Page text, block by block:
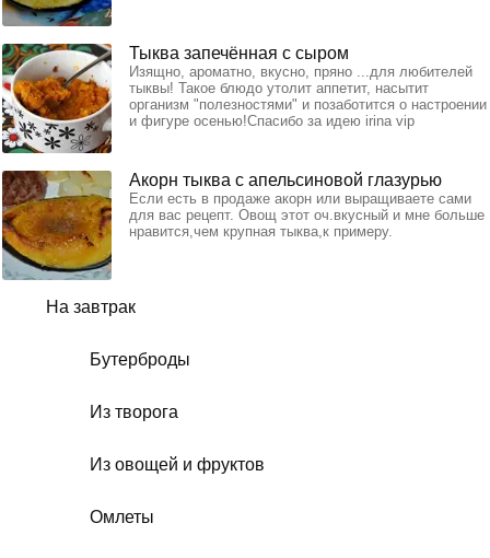
На завтрак
Бутерброды
Из творога
Из овощей и фруктов
Омлеты
Тыква запечённая с сыром
Изящно, ароматно, вкусно, пряно ...для любителей
тыквы! Такое блюдо утолит аппетит, насытит
организм "полезностями" и позаботится о настроении
и фигуре осенью!Спасибо за идею irina vip
Акорн тыква с апельсиновой глазурью
Если есть в продаже акорн или выращиваете сами
для вас рецепт. Овощ этот оч.вкусный и мне больше
нравится,чем крупная тыква,к примеру.